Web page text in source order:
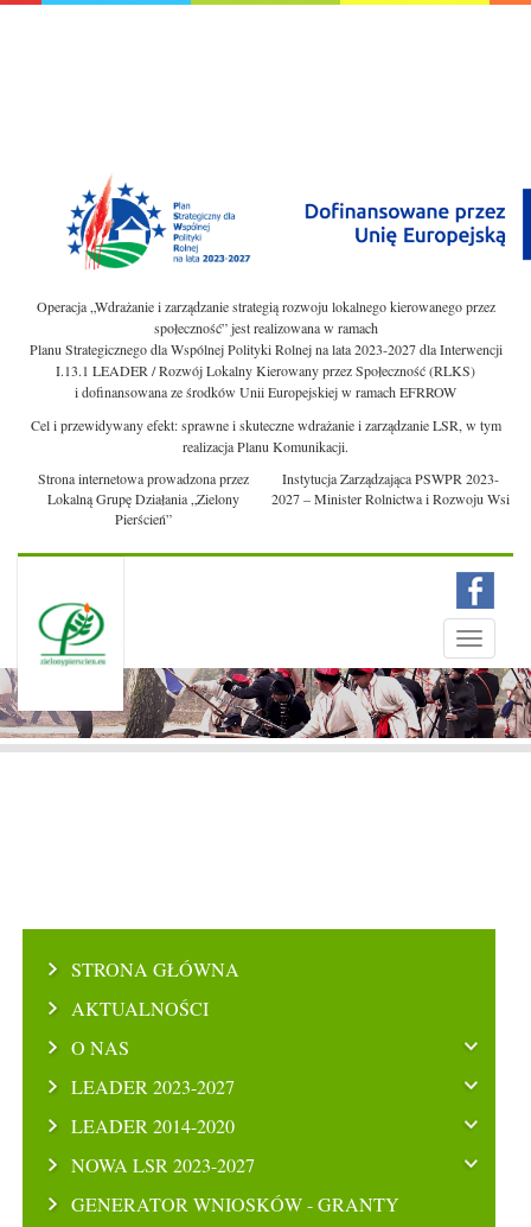
Operacja „Wdrażanie i zarządzanie strategią rozwoju lokalnego kierowanego przez
społeczność” jest realizowana w ramach
Planu Strategicznego dla Wspólnej Polityki Rolnej na lata 2023-2027 dla Interwencji
I.13.1 LEADER / Rozwój Lokalny Kierowany przez Społeczność (RLKS)
i dofinansowana ze środków Unii Europejskiej w ramach EFRROW
Cel i przewidywany efekt: sprawne i skuteczne wdrażanie i zarządzanie LSR, w tym
realizacja Planu Komunikacji.
Strona internetowa prowadzona przez
Lokalną Grupę Działania „Zielony
Pierścień”
Instytucja Zarządzająca PSWPR 2023-
2027 – Minister Rolnictwa i Rozwoju Wsi
Toggle
Menu
STRONA GŁÓWNA
AKTUALNOŚCI
O NAS
LEADER 2023-2027
LEADER 2014-2020
NOWA LSR 2023-2027
GENERATOR WNIOSKÓW - GRANTY